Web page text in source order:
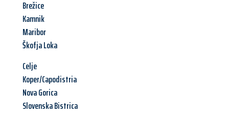
Brežice
Kamnik
Maribor
Škofja Loka
Celje
Koper/Capodistria
Nova Gorica
Slovenska Bistrica